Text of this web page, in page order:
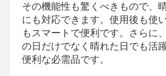
その機能性も驚くべきもので、
にも対応できます。使用後も使
もスマートで便利です。さらに
の日だけでなく晴れた日でも活
便利な必需品です。